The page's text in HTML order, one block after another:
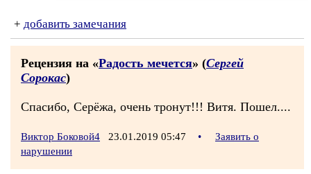
+ добавить замечания
Рецензия на «Радость мечется» (Сергей
Сорокас)
Спасибо, Серёжа, очень тронут!!! Витя. Пошел....
Виктор Боковой4 23.01.2019 05:47 •
Заявить о
нарушении